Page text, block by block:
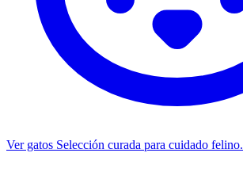
Ver gatos Selección curada para cuidado felino.